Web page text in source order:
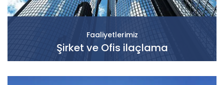
Faaliyetlerimiz
Şirket ve Ofis ilaçlama